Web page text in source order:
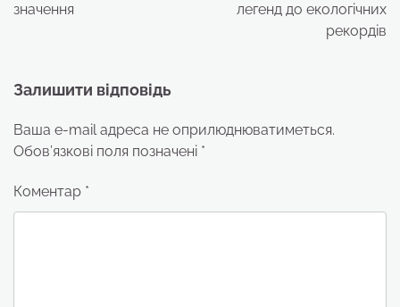
значення
легенд до екологічних
рекордів
Залишити відповідь
Ваша e-mail адреса не оприлюднюватиметься.
Обов’язкові поля позначені *
Коментар *